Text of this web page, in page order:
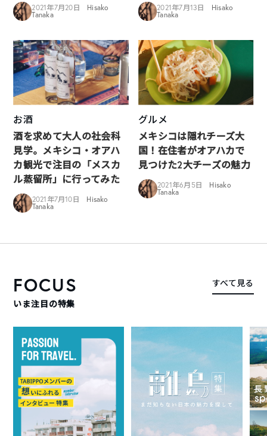
2021年7月20日
Hisako
Tanaka
2021年7月13日
Hisako
Tanaka
お酒
酒を求めて大人の社会科
見学。メキシコ・オアハ
カ観光で注目の「メスカ
ル蒸留所」に行ってみた
2021年7月10日
Hisako
Tanaka
グルメ
メキシコは隠れチーズ大
国！在住者がオアハカで
見つけた2大チーズの魅力
2021年6月5日
Hisako
Tanaka
FOCUS
いま注目の特集
すべて見る